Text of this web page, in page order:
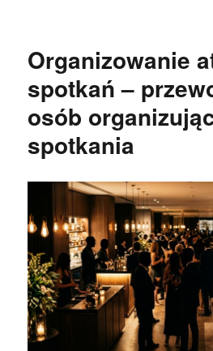
Organizowanie
spotkań –
osób
spotkania